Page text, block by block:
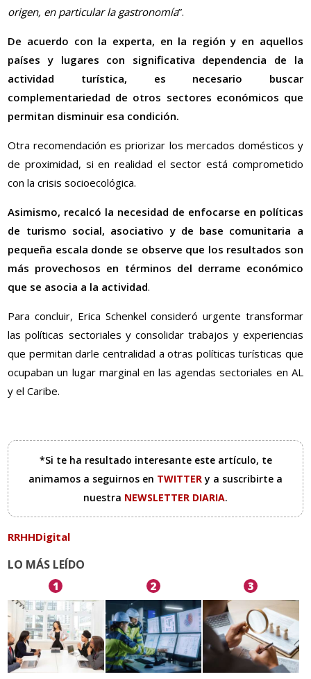
origen, en particular la gastronomía”.
De acuerdo con la experta, en la región y en aquellos
países y lugares con significativa dependencia de la
actividad turística, es necesario buscar
complementariedad de otros sectores económicos que
permitan disminuir esa condición.
Otra recomendación es priorizar los mercados domésticos y
de proximidad, si en realidad el sector está comprometido
con la crisis socioecológica.
Asimismo, recalcó la necesidad de enfocarse en políticas
de turismo social, asociativo y de base comunitaria a
pequeña escala donde se observe que los resultados son
más provechosos en términos del derrame económico
que se asocia a la actividad.
Para concluir, Erica Schenkel consideró urgente transformar
las políticas sectoriales y consolidar trabajos y experiencias
que permitan darle centralidad a otras políticas turísticas que
ocupaban un lugar marginal en las agendas sectoriales en AL
y el Caribe.
*Si te ha resultado interesante este artículo, te
animamos a seguirnos en TWITTERy a suscribirte a
nuestra NEWSLETTER DIARIA.
RRHHDigital
LO MÁS LEÍDO
1 2 3